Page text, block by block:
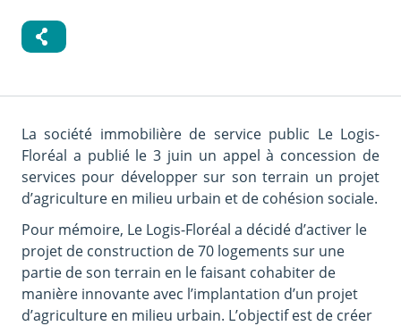
La société immobilière de service public Le Logis-
Floréal a publié le 3 juin un appel à concession de
services pour développer sur son terrain un projet
d’agriculture en milieu urbain et de cohésion sociale.
Pour mémoire, Le Logis-Floréal a décidé d’activer le
projet de construction de 70 logements sur une
partie de son terrain en le faisant cohabiter de
manière innovante avec l’implantation d’un projet
d’agriculture en milieu urbain. L’objectif est de créer